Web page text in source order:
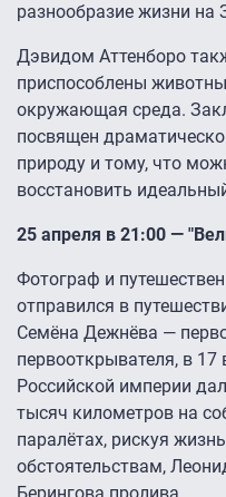
разнообразие жизни на
Дэвидом Аттенборо
приспособлены
окружающая среда.
посвящен
природу и тому, что
восстановить
25 апреля в 21:00 —
Фотограф и
отправился в
Семёна Дежнёва —
первооткрывателя, в 17
Российской империи
тысяч километров на
паралётах, рискуя
обстоятельствам,